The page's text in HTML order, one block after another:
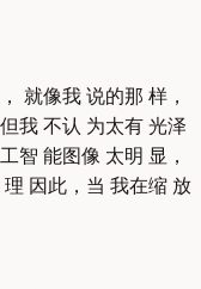
就像我 说的那 样，
我 不认 为太有 光泽
智 能图像 太明 显，
因此，当 我在缩 放